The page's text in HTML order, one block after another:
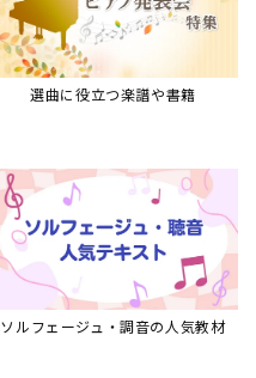
選曲に役立つ楽譜や書籍
ソルフェージュ・調音の人気教材